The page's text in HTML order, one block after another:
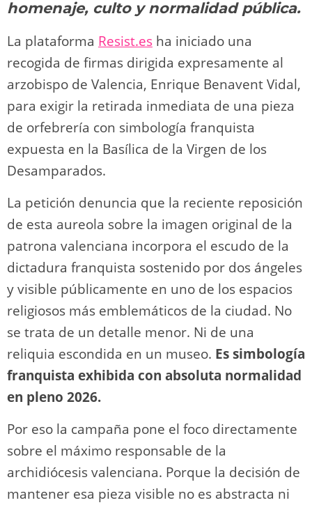
homenaje, culto y normalidad pública.
La plataforma Resist.es ha iniciado una
recogida de firmas dirigida expresamente al
arzobispo de Valencia, Enrique Benavent Vidal,
para exigir la retirada inmediata de una pieza
de orfebrería con simbología franquista
expuesta en la Basílica de la Virgen de los
Desamparados.
La petición denuncia que la reciente reposición
de esta aureola sobre la imagen original de la
patrona valenciana incorpora el escudo de la
dictadura franquista sostenido por dos ángeles
y visible públicamente en uno de los espacios
religiosos más emblemáticos de la ciudad. No
se trata de un detalle menor. Ni de una
reliquia escondida en un museo. Es simbología
franquista exhibida con absoluta normalidad
en pleno 2026.
Por eso la campaña pone el foco directamente
sobre el máximo responsable de la
archidiócesis valenciana. Porque la decisión de
mantener esa pieza visible no es abstracta ni